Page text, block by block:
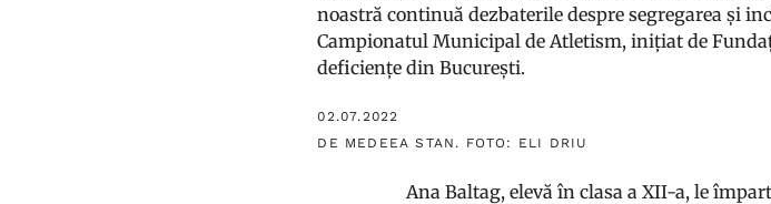
noastră continuă dezbaterile despre segregarea și
Campionatul Municipal de Atletism, inițiat de
deficiențe din București.
02.07.2022
DE MEDEEA STAN. FOTO: ELI DRIU
Ana Baltag, elevă în clasa a XII-a, le